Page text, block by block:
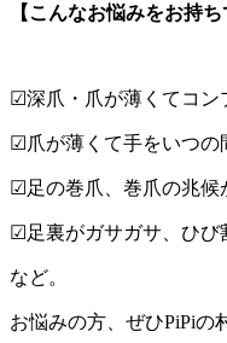
【こんなお悩みをお持
☑深爪・爪が薄くてコン
☑爪が薄くて手をいつの
☑足の巻爪、巻爪の兆候
☑足裏がガサガサ、ひび
など。
お悩みの方、ぜひPiPiの